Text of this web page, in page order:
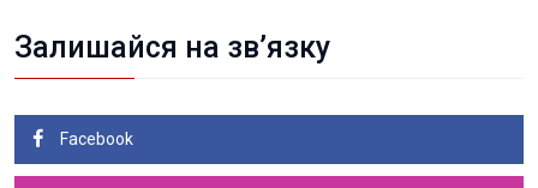
Залишайся на зв’язку
Facebook